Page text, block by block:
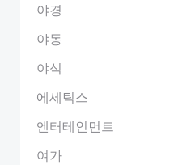
야경
야동
야식
에세틱스
엔터테인먼트
여가